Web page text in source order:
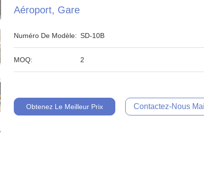
Aéroport, Gare
Numéro De Modèle: SD-10B
MOQ: 2
Obtenez Le Meilleur Prix Contactez-Nous